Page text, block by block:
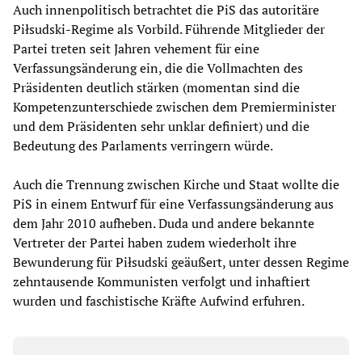
Auch innenpolitisch betrachtet die PiS das autoritäre
Piłsudski-Regime als Vorbild. Führende Mitglieder der
Partei treten seit Jahren vehement für eine
Verfassungsänderung ein, die die Vollmachten des
Präsidenten deutlich stärken (momentan sind die
Kompetenzunterschiede zwischen dem Premierminister
und dem Präsidenten sehr unklar definiert) und die
Bedeutung des Parlaments verringern würde.
Auch die Trennung zwischen Kirche und Staat wollte die
PiS in einem Entwurf für eine Verfassungsänderung aus
dem Jahr 2010 aufheben. Duda und andere bekannte
Vertreter der Partei haben zudem wiederholt ihre
Bewunderung für Piłsudski geäußert, unter dessen Regime
zehntausende Kommunisten verfolgt und inhaftiert
wurden und faschistische Kräfte Aufwind erfuhren.